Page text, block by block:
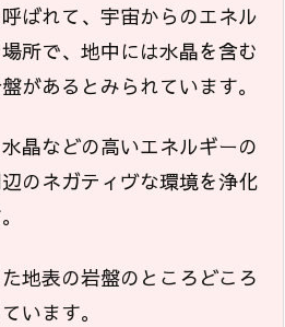
ばれて、宇宙からのエネル
所で、地中には水晶を含む
があるとみられています。
晶などの高いエネルギーの
のネガティヴな環境を浄化
地表の岩盤のところどころ
います。